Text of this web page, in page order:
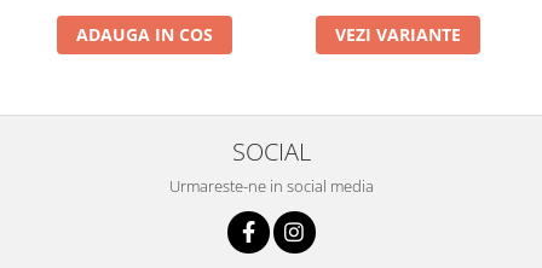
ADAUGA IN COS VEZI VARIANTE
SOCIAL
Urmareste-ne in social media